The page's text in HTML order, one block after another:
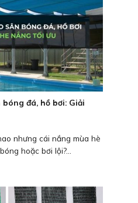
đá, hồ bơi: Giải
nhưng cái nắng mùa hè
hoặc bơi lội?...